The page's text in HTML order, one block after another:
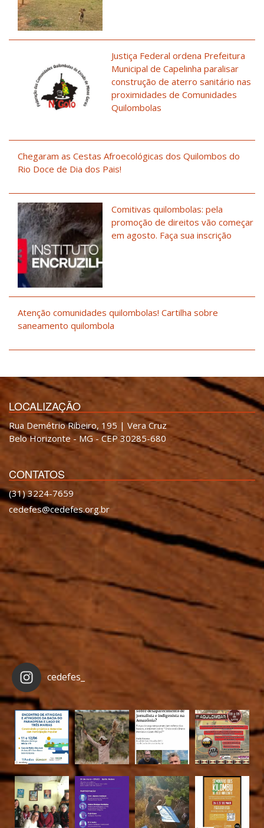
Justiça Federal ordena Prefeitura
Municipal de Capelinha paralisar
construção de aterro sanitário nas
proximidades de Comunidades
Quilombolas
Chegaram as Cestas Afroecológicas dos Quilombos do
Rio Doce de Dia dos Pais!
Comitivas quilombolas: pela
promoção de direitos vão começar
em agosto. Faça sua inscrição
Atenção comunidades quilombolas! Cartilha sobre
saneamento quilombola
LOCALIZAÇÃO
Rua Demétrio Ribeiro, 195 | Vera Cruz
Belo Horizonte - MG - CEP 30285-680
CONTATOS
(31) 3224-7659
cedefes@cedefes.org.br
cedefes_